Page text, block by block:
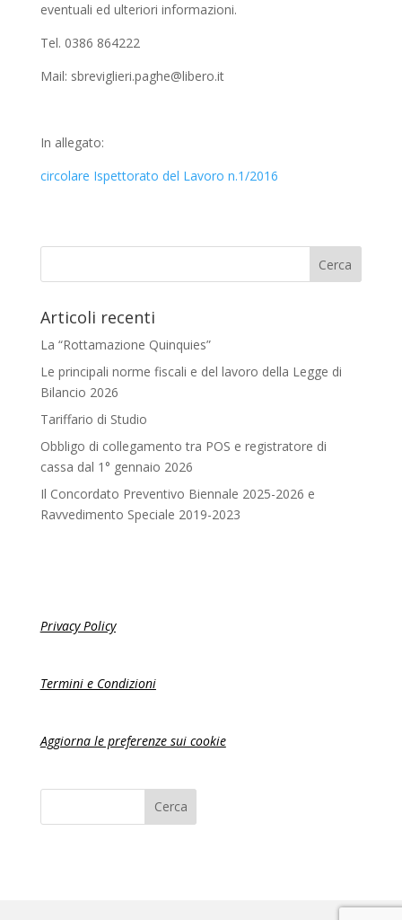
eventuali ed ulteriori informazioni.
Tel. 0386 864222
Mail: sbreviglieri.paghe@libero.it
In allegato:
circolare Ispettorato del Lavoro n.1/2016
Articoli recenti
La “Rottamazione Quinquies”
Le principali norme fiscali e del lavoro della Legge di
Bilancio 2026
Tariffario di Studio
Obbligo di collegamento tra POS e registratore di
cassa dal 1° gennaio 2026
Il Concordato Preventivo Biennale 2025-2026 e
Ravvedimento Speciale 2019-2023
Privacy Policy
Termini e Condizioni
Aggiorna le preferenze sui cookie